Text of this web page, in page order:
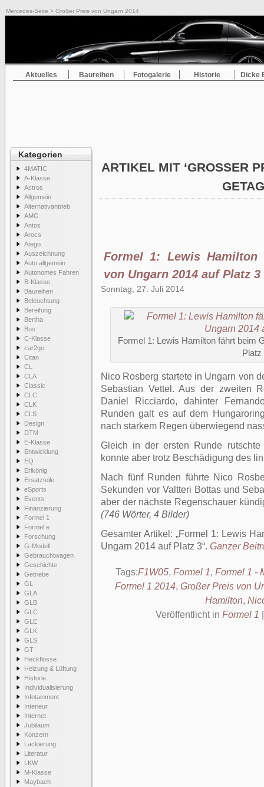
Mercedes-Seite > Großer Preis von Ungarn 2014
Aktuelles Baureihen Fotogalerie Historie Dicke
Kategorien
4MATIC
A-Klasse
Actros
Allgemein
Alternativantrieb
AMG
Antos
Arocs
Atego
Auszeichnung
Auto allgemein
Autonomes Fahren
B-Klasse
Baureihen
Beleuchtung
Bereifung
Bertha
Bus
C-Klasse
car2go
Citan
CL
CLA
Classic
CLC
CLK
CLS
Design
DTM
E-Klasse
Entwicklung
EQ
Erlkönig
Ersatzteile
eSports
Events
Finanzierung
Formel 1
Formel e
Forschung
G-Modell
Gebrauchtwagen
Geschichte
Getriebe
GL
GLA
GLB
GLC
GLE
GLK
GLS
GT
Heckflosse
Heizung & Lüftung
Historie
Individualisierung
Infotainment
Interieur
Internet
Jubiläum
Konzern
Lackierung
Literatur
LKW
M-Klasse
Maybach
ARTIKEL MIT ‘GROSSER
Formel 1: Lewis
von Ungarn 2014 auf Platz 3
Sonntag, 27. Juli 2014
Formel 1: Lewis Hamilton fährt beim
Platz
Nico Rosberg startete in Ungarn von
Sebastian Vettel. Aus der zweiten
Daniel Ricciardo, dahinter
Runden galt es auf dem
nach starkem Regen überwiegend
Gleich in der ersten Runde
konnte aber trotz Beschädigung des
Nach fünf Runden führte Nico
Sekunden vor Valtteri Bottas und
aber der nächste Regenschauer
(746 Wörter, 4 Bilder)
Gesamter Artikel:
Formel 1: Lewis
Ungarn 2014 auf Platz 3 . Ganzer
Tags:F1W05, Formel 1, Formel 1 -
Formel 1 2014, Großer Preis von
Hamilton,
Veröffentlicht in Formel 1